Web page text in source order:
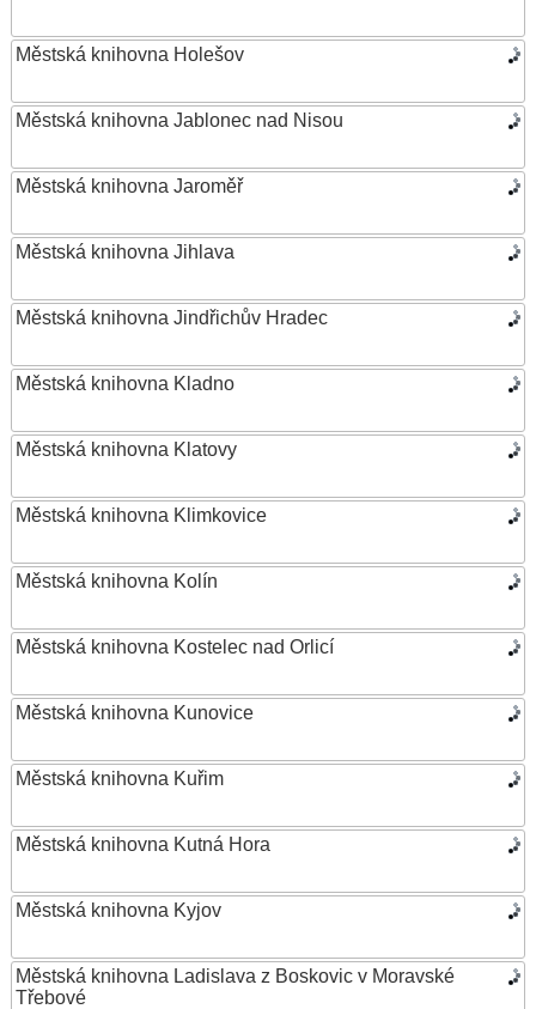
Městská knihovna Holešov
Městská knihovna Jablonec nad Nisou
Městská knihovna Jaroměř
Městská knihovna Jihlava
Městská knihovna Jindřichův Hradec
Městská knihovna Kladno
Městská knihovna Klatovy
Městská knihovna Klimkovice
Městská knihovna Kolín
Městská knihovna Kostelec nad Orlicí
Městská knihovna Kunovice
Městská knihovna Kuřim
Městská knihovna Kutná Hora
Městská knihovna Kyjov
Městská knihovna Ladislava z Boskovic v Moravské
Třebové